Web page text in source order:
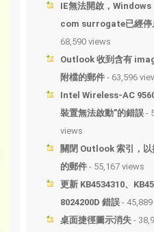
IE無法開啟，Windows
com surrogate已經停
68,590 views
Outlook 收到含有
附檔的郵件 - 63,596
Intel Wireless-AC
裝置無法啟動”的錯誤 -
views
關閉 Outlook 索引，以
的郵件 - 55,167 views
更新 KB4534310、
8024200D 錯誤 -
桌面捷徑圖示消失 -